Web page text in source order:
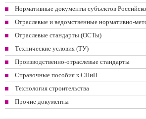
Нормативные документы субъектов
Отраслевые и ведомственные нормативно-
Отраслевые стандарты (ОСТы)
Технические условия (ТУ)
Производственно-отраслевые стандарты
Справочные пособия к СНиП
Технология строительства
Прочие документы